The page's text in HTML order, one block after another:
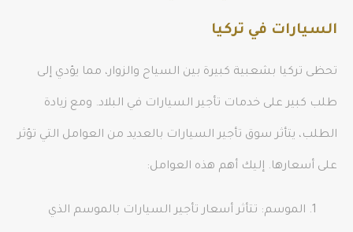
السيارات في تركيا
تحظى تركيا بشعبية كبيرة بين السياح والزوار، مما يؤدي إلى
طلب كبير على خدمات تأجير السيارات في البلاد. ومع زيادة
الطلب، يتأثر سوق تأجير السيارات بالعديد من العوامل التي تؤثر
على أسعارها. إليك أهم هذه العوامل:
الموسم: تتأثر أسعار تأجير السيارات بالموسم الذي